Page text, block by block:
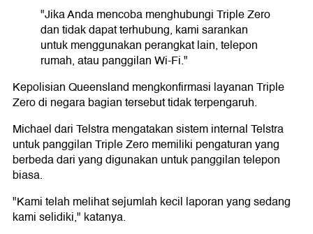
"Jika Anda mencoba menghubungi Triple Zero
dan tidak dapat terhubung, kami sarankan
untuk menggunakan perangkat lain, telepon
rumah, atau panggilan Wi-Fi."
Kepolisian Queensland mengkonfirmasi layanan Triple
Zero di negara bagian tersebut tidak terpengaruh.
Michael dari Telstra mengatakan sistem internal Telstra
untuk panggilan Triple Zero memiliki pengaturan yang
berbeda dari yang digunakan untuk panggilan telepon
biasa.
"Kami telah melihat sejumlah kecil laporan yang sedang
kami selidiki," katanya.